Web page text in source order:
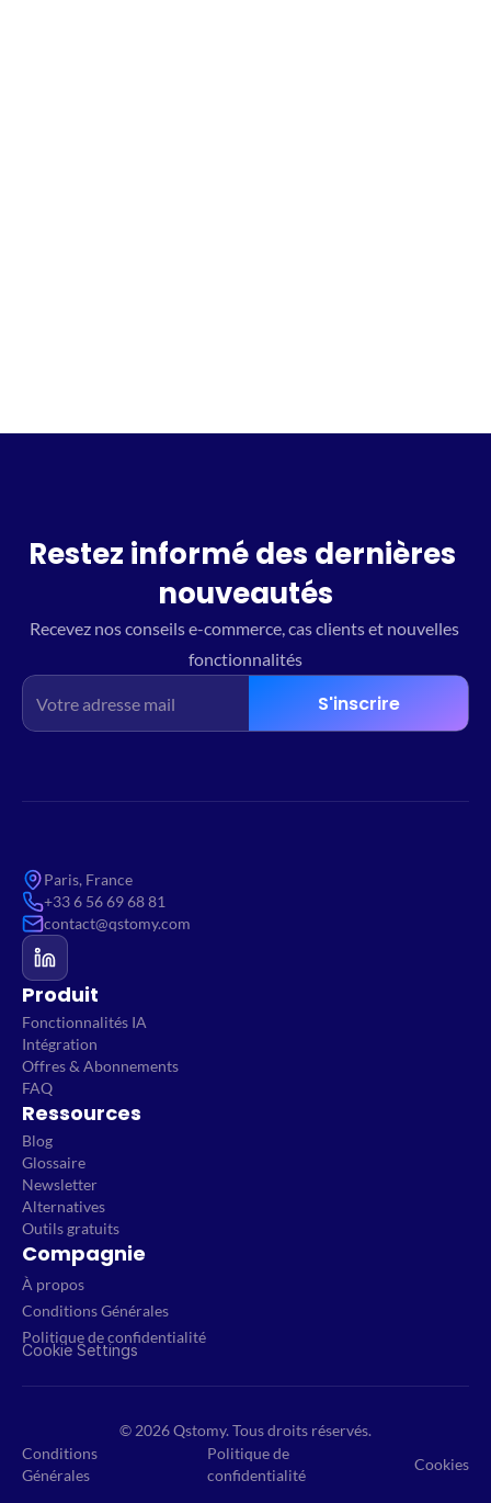
Restez informé des dernières
nouveautés
Recevez nos conseils e-commerce, cas clients et nouvelles
fonctionnalités
S'inscrire
Paris, France
+33 6 56 69 68 81
contact@qstomy.com
Produit
Fonctionnalités IA
Intégration
Offres & Abonnements
FAQ
Ressources
Blog
Glossaire
Newsletter
Alternatives
Outils gratuits
Compagnie
À propos
Conditions Générales
Politique de confidentialité
Cookie Settings
© 2026 Qstomy. Tous droits réservés.
Conditions
Générales
Politique de
confidentialité
Cookies